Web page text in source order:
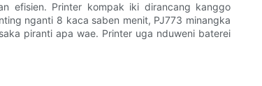
efisien. Printer kompak iki dirancang kanggo
nganti 8 kaca saben menit, PJ773 minangka
piranti apa wae. Printer uga nduweni baterei